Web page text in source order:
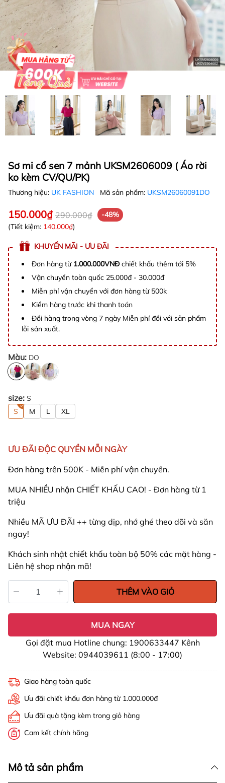
Sơ mi cổ sen 7 mảnh UKSM2606009 ( Áo rời
ko kèm CV/QU/PK)
Thương hiệu: UK FASHION Mã sản phẩm: UKSM26060091DO
150.000₫ 290.000₫
-48%
(Tiết kiệm: 140.000₫)
KHUYẾN MÃI - ƯU ĐÃI
Đơn hàng từ 1.000.000VNĐchiết khấu thêm tới 5%
Vận chuyển toàn quốc 25.000đ - 30.000đ
Miễn phí vận chuyển với đơn hàng từ 500k
Kiểm hàng trước khi thanh toán
Đổi hàng trong vòng 7 ngày Miễn phí đổi với sản phẩm
lỗi sản xuất.
Màu: DO
size: S
S
M L XL
ƯU ĐÃI ĐỘC QUYỀN MỖI NGÀY
Đơn hàng trên 500K - Miễn phí vận chuyển.
MUA NHIỀU nhận CHIẾT KHẤU CAO! - Đơn hàng từ 1
triệu
Nhiều MÃ ƯU ĐÃI ++ từng dịp, nhớ ghé theo dõi và săn
ngay!
Khách sinh nhật chiết khấu toàn bộ 50% các mặt hàng -
Liên hệ shop nhận mã!
THÊM VÀO GIỎ
MUA NGAY
Gọi đặt mua Hotline chung: 1900633447 Kênh
Website: 0944039611 (8:00 - 17:00)
Giao hàng toàn quốc
Ưu đãi chiết khấu đơn hàng từ 1.000.000đ
Ưu đãi quà tặng kèm trong giỏ hàng
Cam kết chính hãng
Mô tả sản phẩm